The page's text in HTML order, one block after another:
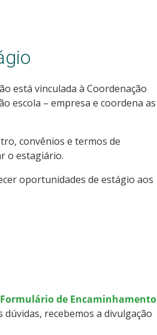
está vinculada à Coordenação
escola – empresa e coordena as
convênios e termos de
o estagiário.
oportunidades de estágio aos
Formulário de Encaminhamento
recebemos a divulgação